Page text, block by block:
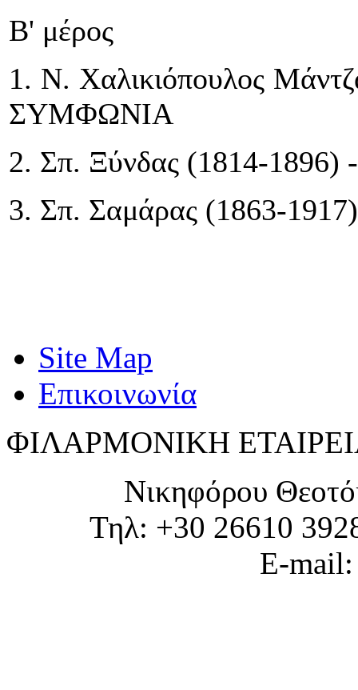
Β' μέρος
1. Ν. Χαλικιόπουλος
ΣΥΜΦΩΝΙΑ
2. Σπ. Ξύνδας (1814-
3. Σπ. Σαμάρας (1863-
Site Map
Επικοινωνία
ΦΙΛΑΡΜΟΝΙΚΗ
Νικηφόρου
Τηλ: +30 26610
E-